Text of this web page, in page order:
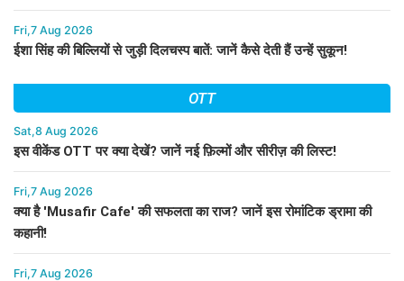
Fri,7 Aug 2026
ईशा सिंह की बिल्लियों से जुड़ी दिलचस्प बातें: जानें कैसे देती हैं उन्हें सुकून!
OTT
Sat,8 Aug 2026
इस वीकेंड OTT पर क्या देखें? जानें नई फ़िल्मों और सीरीज़ की लिस्ट!
Fri,7 Aug 2026
क्या है 'Musafir Cafe' की सफलता का राज? जानें इस रोमांटिक ड्रामा की
कहानी!
Fri,7 Aug 2026